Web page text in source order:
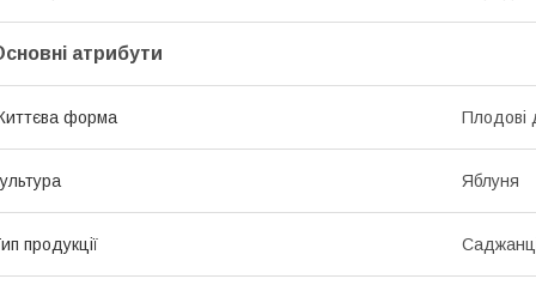
атрибути
форма Плодові
Яблуня
продукції